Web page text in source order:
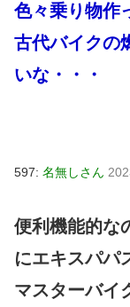
色々乗り物作
古代バイクの
いな・・・
597: 名無しさん
便利機能的な
にエキスパパ
マスターバイ